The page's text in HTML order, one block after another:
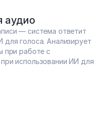
аудио
— система ответит
для голоса. Анализирует
при работе с
использовании ИИ для